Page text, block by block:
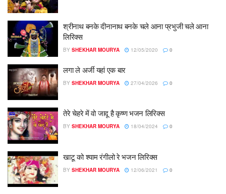
श्रीनाथ बनके दीनानाथ बनके चले आना प्रभुजी चले आना
लिरिक्स
BY SHEKHAR MOURYA 12/05/2020 0
लगा ले अर्जी यहां एक बार
BY SHEKHAR MOURYA 27/04/2026 0
तेरे चेहरे में वो जादू है कृष्ण भजन लिरिक्स
BY SHEKHAR MOURYA 18/04/2024 0
खाटू को श्याम रंगीलो रे भजन लिरिक्स
BY SHEKHAR MOURYA 12/06/2021 0